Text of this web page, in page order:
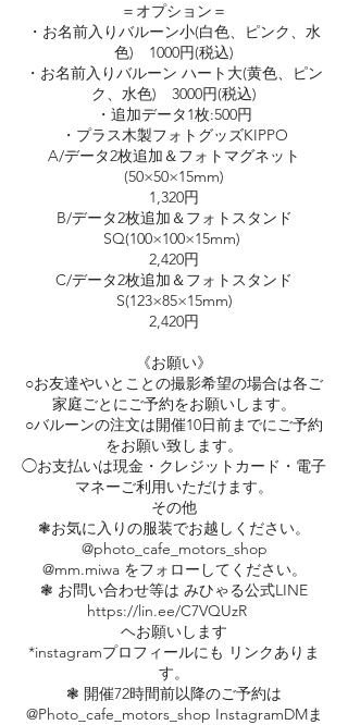
＝オプション＝
・お名前入りバルーン小(白色、ピンク、水
色) 1000円(税込)
・お名前入りバルーン ハート大(黄色、ピン
ク、水色) 3000円(税込)
・追加データ1枚:500円
・プラス木製フォトグッズKIPPO
A/データ2枚追加＆フォトマグネット
(50×50×15mm)
1,320円
B/データ2枚追加＆フォトスタンド
SQ(100×100×15mm) ⁡
⁡2,420円
C/データ2枚追加＆フォトスタンド
S(123×85×15mm)
2,420円
《お願い》
○お友達やいとことの撮影希望の場合は各ご
家庭ごとにご予約をお願いします。
○バルーンの注文は開催10日前までにご予約
をお願い致します。
◯お支払いは現金・クレジットカード・電子
マネーご利用いただけます。
その他
❃お気に入りの服装でお越しください。
@photo_cafe_motors_shop
@mm.miwa をフォローしてください。
❃ お問い合わせ等は みひゃる公式LINE
https://lin.ee/C7VQUzR
ヘお願いします
*instagramプロフィールにも リンクありま
す。
❃ 開催72時間前以降のご予約は
@Photo_cafe_motors_shop InstagramDMま